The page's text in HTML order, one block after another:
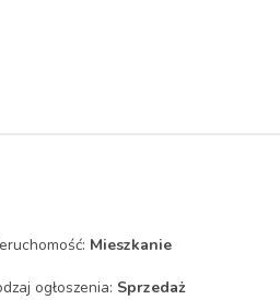
Mieszkanie
ogłoszenia: Sprzedaż